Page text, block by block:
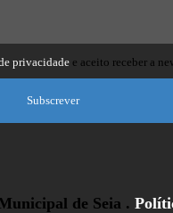
privacidade e aceito receber a
Subscrever
de Seia .